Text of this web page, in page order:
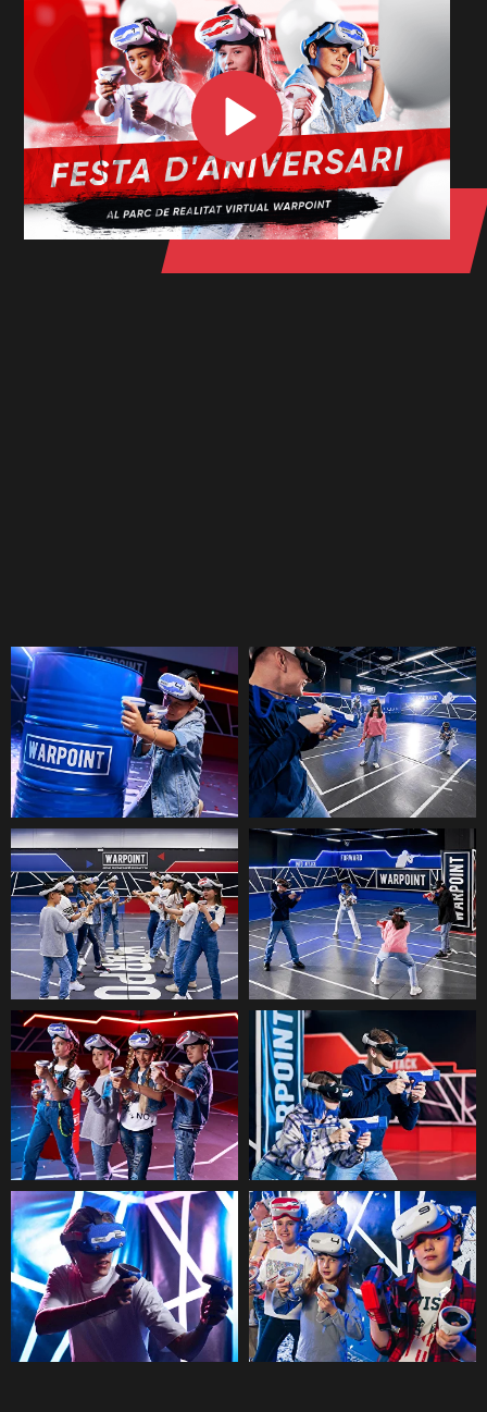
VR-ARENA
Un camp de realitat virtual on els
participants es divideixen en dos
equips i lluiten entre ells. Una
alternativa moderna al paintball i
l'etiqueta làser en format VR.
Més →
Mai abans has jugat així!
Sala VR, on pots jugar sol o amb fins a
SALA VR
Gran selecció de jocs